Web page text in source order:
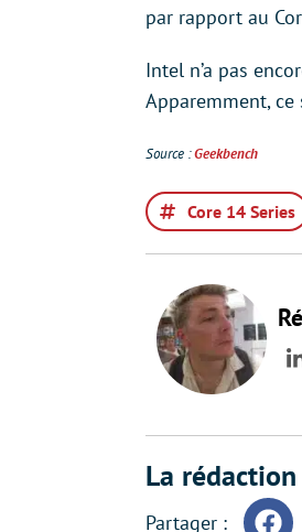
par rapport au
Intel n’a pas
Apparemment,
Source :Geekbench
Core 14 Series
La